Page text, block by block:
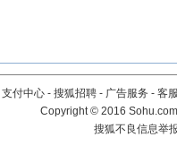
支付中心 - 搜狐招聘 - 广告服务 - 客
Copyright©2016
搜狐不良信息举